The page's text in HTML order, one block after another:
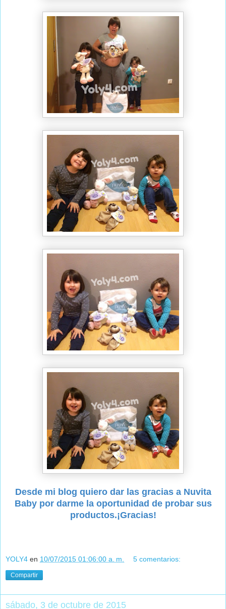
Desde mi blog quiero dar las gracias a Nuvita
Baby por darme la oportunidad de probar sus
productos.¡Gracias!
YOLY4 en 10/07/2015 01:06:00 a. m. 5 comentarios:
Compartir
sábado, 3 de octubre de 2015